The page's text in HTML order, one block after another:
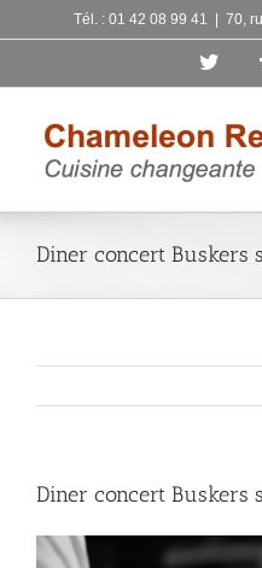
to
Tél. : 01 42 08 99 41 70,
Diner concert Buskers
Diner concert Buskers